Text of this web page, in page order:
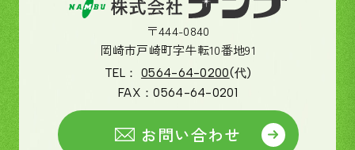
〒444-0840
岡崎市戸崎町字牛転10番地91
TEL： 0564-64-0200(代)
FAX：0564-64-0201
お問い合わせ